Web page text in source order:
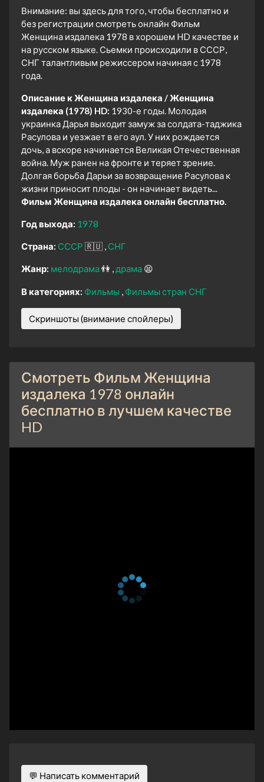
Внимание: вы здесь для того, чтобы бесплатно и
без регистрации смотреть онлайн Фильм
Женщина издалека 1978 в хорошем HD качестве и
на русском языке. Сьемки происходили в СССР,
СНГ талантливым режиссером начиная с 1978
года.
Описание к Женщина издалека / Женщина
издалека (1978) HD: 1930-е годы. Молодая
украинка Дарья выходит замуж за солдата-таджика
Расулова и уезжает в его аул. У них рождается
дочь, а вскоре начинается Великая Отечественная
война. Муж ранен на фронте и теряет зрение.
Долгая борьба Дарьи за возвращение Расулова к
жизни приносит плоды - он начинает видеть...
Фильм Женщина издалека онлайн бесплатно.
Год выхода: 1978
Страна: СССР 🇷🇺 СНГ
Жанр: мелодрама👫 драма 😫
В категориях: Фильмы Фильмы стран СНГ
Скриншоты (внимание спойлеры)
Смотреть Фильм Женщина
издалека 1978 онлайн
бесплатно в лучшем качестве
HD
💬 Написать комментарий